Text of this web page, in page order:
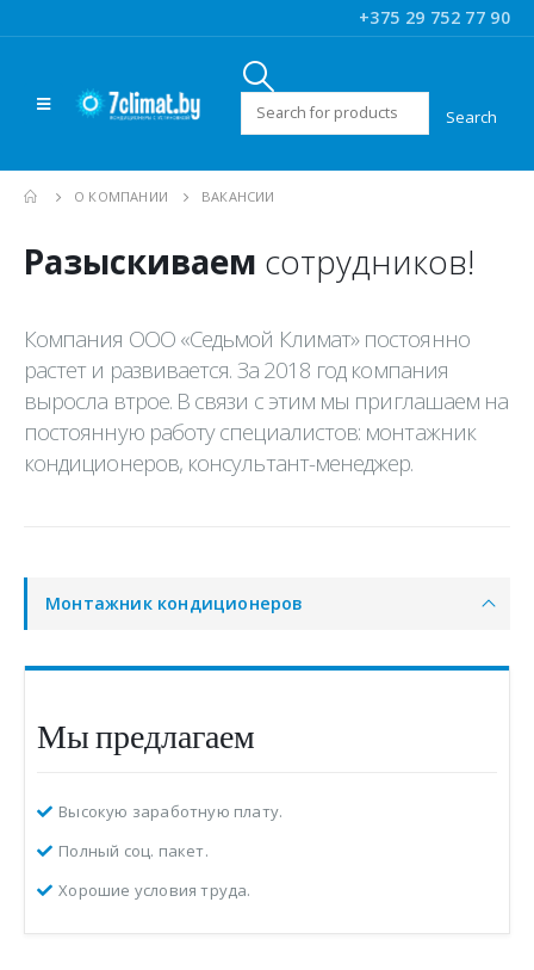
+375 29 752 77 90
Искать:
О КОМПАНИИ ВАКАНСИИ
Разыскиваем сотрудников!
Компания ООО «Седьмой Климат» постоянно
растет и развивается. За 2018 год компания
выросла втрое. В связи с этим мы приглашаем на
постоянную работу специалистов: монтажник
кондиционеров, консультант-менеджер.
Монтажник кондиционеров
Мы предлагаем
Высокую заработную плату.
Полный соц. пакет.
Хорошие условия труда.